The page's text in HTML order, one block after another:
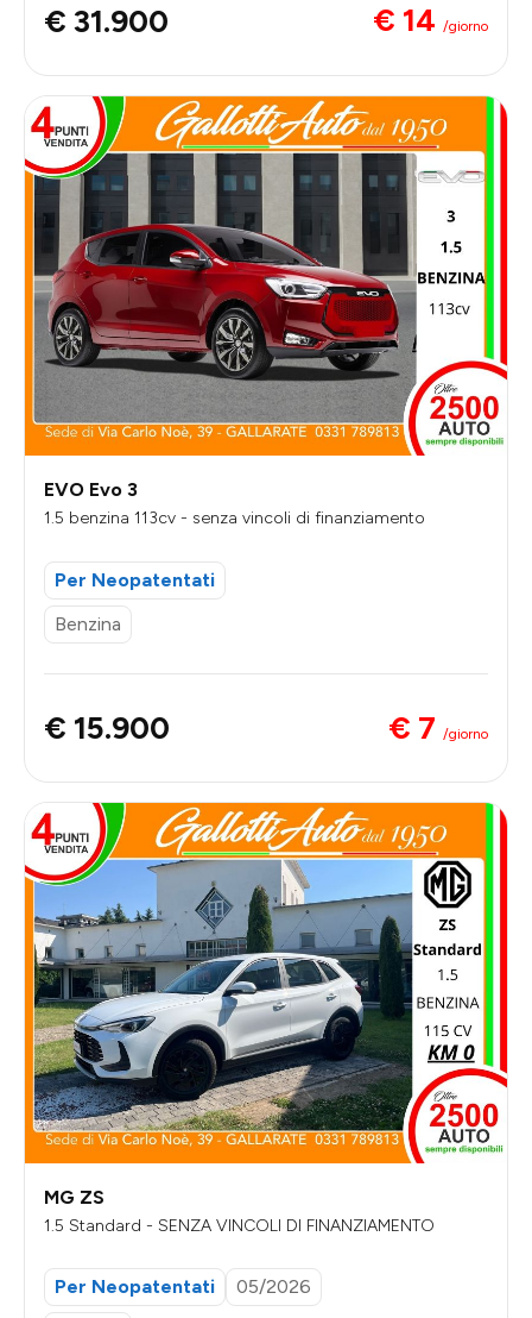
€ 31.900 € 14 /giorno
EVO Evo 3
1.5 benzina 113cv - senza vincoli di finanziamento
Per Neopatentati
Benzina
€ 15.900 € 7 /giorno
MG ZS
1.5 Standard - SENZA VINCOLI DI FINANZIAMENTO
Per Neopatentati
05/2026